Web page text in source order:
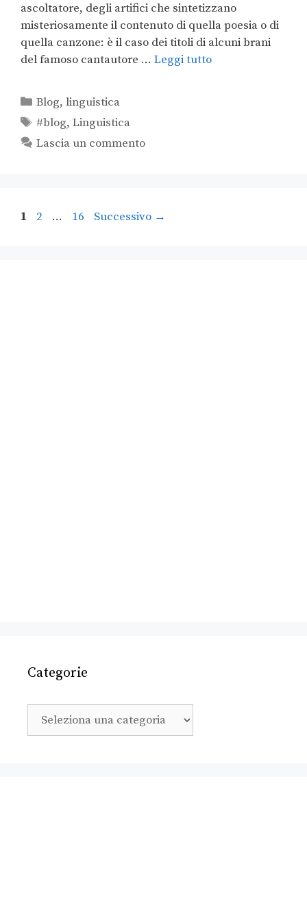
ascoltatore, degli artifici che sintetizzano
misteriosamente il contenuto di quella poesia o di
quella canzone: è il caso dei titoli di alcuni brani
del famoso cantautore … Leggi tutto
Blog,linguistica
#blog,Linguistica
Lascia un commento
1 2 … 16 Successivo →
Categorie